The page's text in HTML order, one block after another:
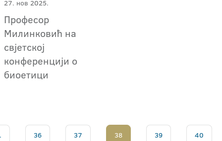
27. нов 2025.
Професор
Милинковић на
свјетској
конференцији о
биоетици
36 37 38 39 40